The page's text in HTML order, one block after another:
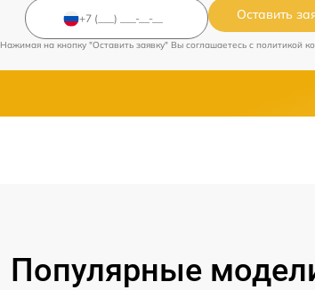
Оставить
Нажимая на кнопку "Оставить заявку" Вы соглашаетесь c политикой
Популярные